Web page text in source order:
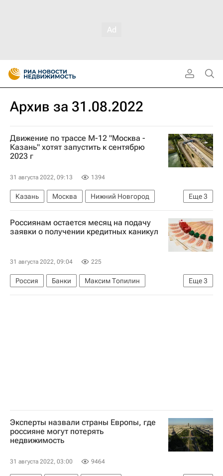
Архив за 31.08.2022
Движение по трассе М-12 "Москва -
Казань" хотят запустить к сентябрю
2023 г
31 августа 2022, 09:13 1394
Еще3
Казань Москва
Нижний Новгород
Марат Хуснуллин
Дороги Строительство
Россиянам остается месяц на подачу
заявки о получении кредитных каникул
31 августа 2022, 09:04 225
Еще3
Россия Банки
Максим Топилин
Ипотека
Госдума РФ Кредиты
Эксперты назвали страны Европы, где
россияне могут потерять
недвижимость
31 августа 2022, 03:00 9464